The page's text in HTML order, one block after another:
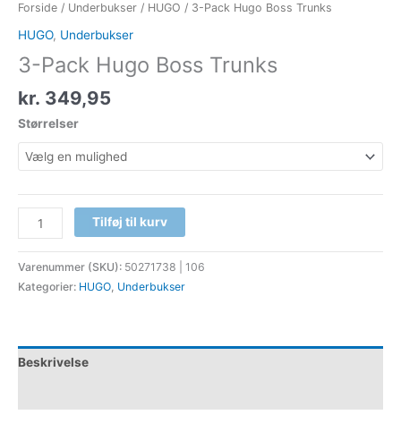
Forside / Underbukser / HUGO / 3-Pack Hugo Boss Trunks
HUGO, Underbukser
3-Pack Hugo Boss Trunks
kr. 349,95
Størrelser
Tilføj til kurv
Varenummer (SKU): 50271738 | 106
Kategorier: HUGO Underbukser
Beskrivelse